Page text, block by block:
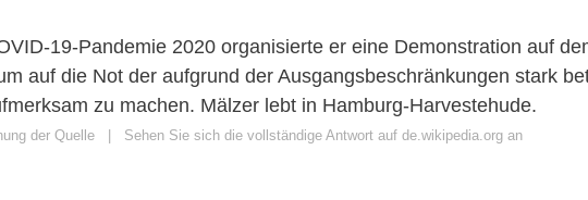
19-Pandemie 2020 organisierte er eine Demonstration auf
auf die Not der aufgrund der Ausgangsbeschränkungen stark
zu machen. Mälzer lebt in Hamburg-Harvestehude.
der Quelle Sehen Sie sich die vollständige Antwort auf de.wikipedia.org an